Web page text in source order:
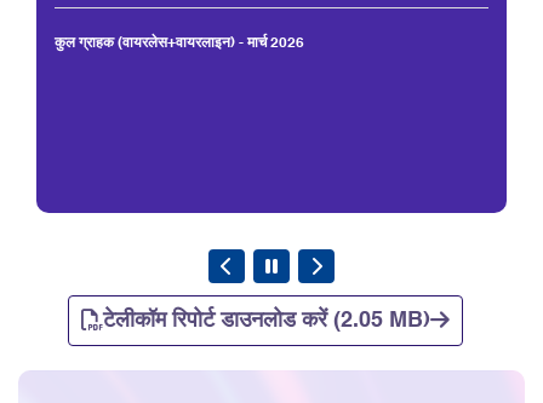
कुल ग्राहक (वायरलेस+वायरलाइन) - मार्च 2026
टेलीकॉम रिपोर्ट डाउनलोड करें (2.05 MB)